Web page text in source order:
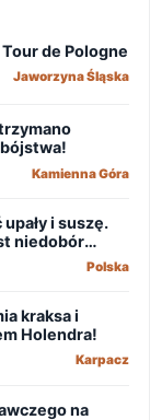
de Pologne
Jaworzyna Śląska
Kamienna Góra
i suszę.
niedobór
Polska
kraksa i
Holendra!
Karpacz
na